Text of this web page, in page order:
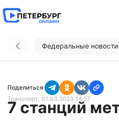
Федеральные новости
Поделиться:
Транспорт, 01.03.2023 14:57
7 станций